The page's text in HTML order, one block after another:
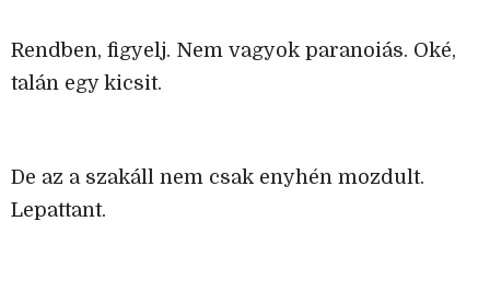
Rendben, figyelj. Nem vagyok paranoiás. Oké,
talán egy kicsit.
De az a szakáll nem csak enyhén mozdult.
Lepattant.